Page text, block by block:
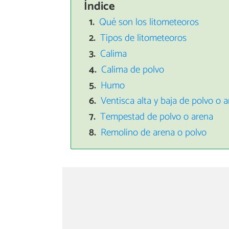
Índice
Qué son los litometeoros
Tipos de litometeoros
Calima
Calima de polvo
Humo
Ventisca alta y baja de polvo o
Tempestad de polvo o arena
Remolino de arena o polvo